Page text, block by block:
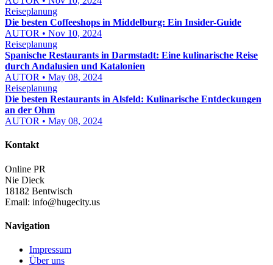
Reiseplanung
Die besten Coffeeshops in Middelburg: Ein Insider-Guide
AUTOR • Nov 10, 2024
Reiseplanung
Spanische Restaurants in Darmstadt: Eine kulinarische Reise
durch Andalusien und Katalonien
AUTOR • May 08, 2024
Reiseplanung
Die besten Restaurants in Alsfeld: Kulinarische Entdeckungen
an der Ohm
AUTOR • May 08, 2024
Kontakt
Online PR
Nie Dieck
18182 Bentwisch
Email: info@hugecity.us
Navigation
Impressum
Über uns